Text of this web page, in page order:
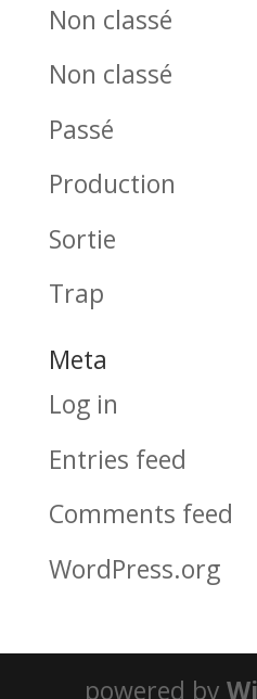
Non classé
Non classé
Passé
Production
Sortie
Trap
Meta
Log in
Entries feed
Comments feed
WordPress.org
powered by